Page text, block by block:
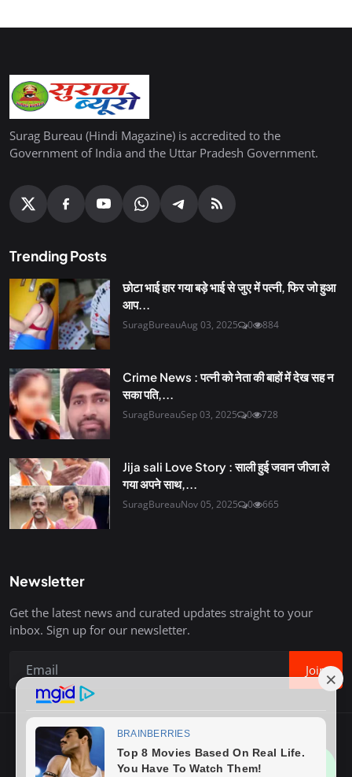
Surag Bureau (Hindi Magazine) is accredited to the
Government of India and the Uttar Pradesh Government.
Trending Posts
छोटा भाई हार गया बड़े भाई से जुए में पत्नी, फिर जो हुआ
आप...
SuragBureauAug 03, 2025 0 884
Crime News : पत्नी को नेता की बाहों में देख सह न
सका पति,...
SuragBureauSep 03, 2025 0 728
Jija sali Love Story : साली हुई जवान जीजा ले
गया अपने साथ,...
SuragBureauNov 05, 2025 0 665
Newsletter
Get the latest news and curated updates straight to your
inbox. Sign up for our newsletter.
Join
Copyright © 2020-26 Surag Bureau. All Rights Reserved.